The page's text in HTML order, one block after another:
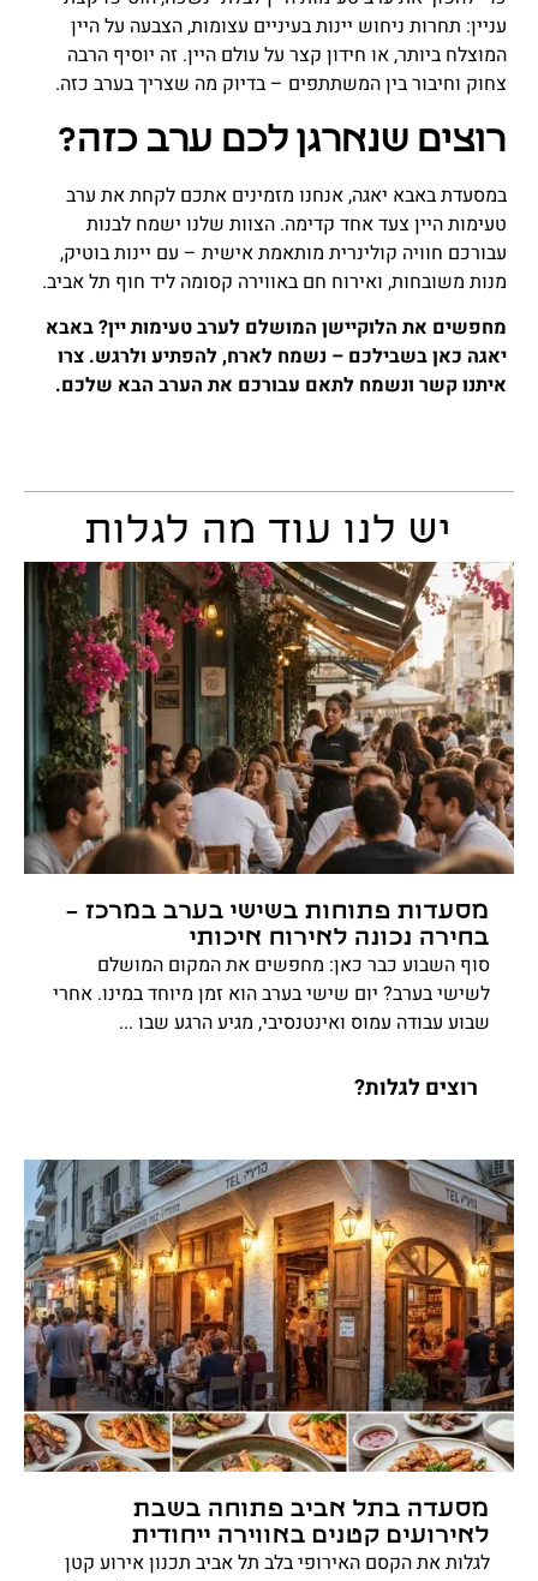
עניין: תחרות ניחוש יינות בעיניים עצומות, הצבעה על היין
המוצלח ביותר, או חידון קצר על עולם היין. זה יוסיף הרבה
צחוק וחיבור בין המשתתפים – בדיוק מה שצריך בערב כזה.
רוצים שנארגן לכם ערב כזה?
במסעדת באבא יאגה, אנחנו מזמינים אתכם לקחת את ערב
טעימות היין צעד אחד קדימה. הצוות שלנו ישמח לבנות
עבורכם חוויה קולינרית מותאמת אישית – עם יינות בוטיק,
מנות משובחות, ואירוח חם באווירה קסומה ליד חוף תל אביב.
מחפשים את הלוקיישן המושלם לערב טעימות יין? באבא
יאגה כאן בשבילכם – נשמח לארח, להפתיע ולרגש. צרו
איתנו קשר ונשמח לתאם עבורכם את הערב הבא שלכם.
יש לנו עוד מה לגלות
מסעדות פתוחות בשישי בערב במרכז –
בחירה נכונה לאירוח איכותי
סוף השבוע כבר כאן: מחפשים את המקום המושלם
לשישי בערב? יום שישי בערב הוא זמן מיוחד במינו. אחרי
שבוע עבודה עמוס ואינטנסיבי, מגיע הרגע שבו ...
רוצים לגלות?
מסעדה בתל אביב פתוחה בשבת
לאירועים קטנים באווירה ייחודית
לגלות את הקסם האירופי בלב תל אביב תכנון אירוע קטן